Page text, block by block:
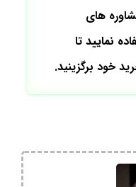
های
نمایید تا
خود برگزینید.